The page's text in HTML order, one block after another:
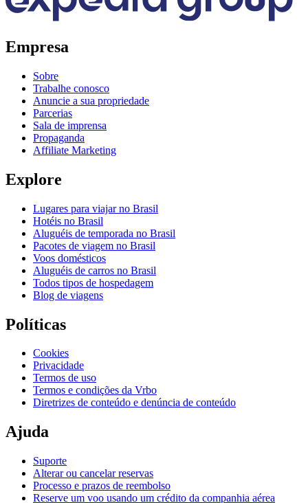
Empresa
Sobre
Trabalhe conosco
Anuncie a sua propriedade
Parcerias
Sala de imprensa
Propaganda
Affiliate Marketing
Explore
Lugares para viajar no Brasil
Hotéis no Brasil
Aluguéis de temporada no Brasil
Pacotes de viagem no Brasil
Voos domésticos
Aluguéis de carros no Brasil
Todos tipos de hospedagem
Blog de viagens
Políticas
Cookies
Privacidade
Termos de uso
Termos e condições da Vrbo
Diretrizes de conteúdo e denúncia de conteúdo
Ajuda
Suporte
Alterar ou cancelar reservas
Processo e prazos de reembolso
Reserve um voo usando um crédito da companhia aérea